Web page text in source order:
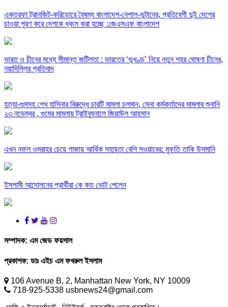
একতরফা ট্রানজিট-করিডোরে বৈষম্য বাংলাদেশ-নেপাল-ভুটানের, প্রতিবেশী দুই দেশের
চাওয়া পূরণ করে দেশকে ধ্বংস করা হচ্ছে :জেএসএফ বাংলাদেশ
ভারত ও চীনের মধ্যে সীমান্ত জটিলতা : ভারতের ‘ভূখণ্ড’ নিয়ে নতুন শহর ঘোষণা চীনের,
নয়াদিল্লির প্রতিবাদ
হত্যা-গুমসহ শেখ হাসিনার বিরুদ্ধে চারটি মামলা চলমান, সেনা কর্মকর্তাদের মামলার শুনানি
২৩ নভেম্বর , গুমের মামলায় ট্রাইব্যুনালে জিয়াউল আহসান
এখন নফল ওমরাহর চেয়ে গাজায় আর্থিক সহায়তা বেশি সওয়াবের: মুফতি তাকি উসমানি
ইসলামী আন্দোলনের প্রার্থীরা কে কত ভোট পেলেন
সম্পাদক: এম জেড ফয়সাল
প্রকাশক: ডাঃ এইচ এম ফখরুল ইসলাম
106 Avenue B, 2, Manhattan New York, NY 10009
718-925-5338 usbnews24@gmail.com